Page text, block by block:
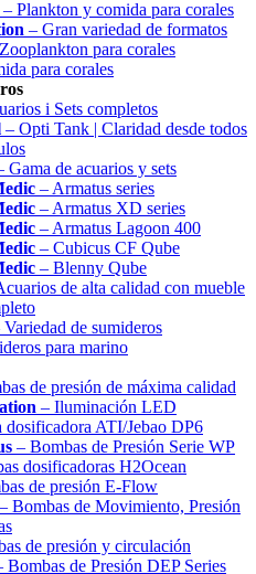
– Plankton y comida para corales
– Gran variedad de formatos
para corales
para corales
i Sets completos
– Opti Tank | Claridad desde todos
Gama de acuarios y sets
– Armatus series
– Armatus XD series
– Armatus Lagoon 400
– Cubicus CF Qube
– Blenny Qube
de alta calidad con mueble
Variedad de sumideros
para marino
de presión de máxima calidad
– Iluminación LED
dosificadora ATI/Jebao DP6
– Bombas de Presión Serie WP
dosificadoras H2Ocean
de presión E-Flow
– Bombas de Movimiento, Presión
de presión y circulación
Bombas de Presión DEP Series